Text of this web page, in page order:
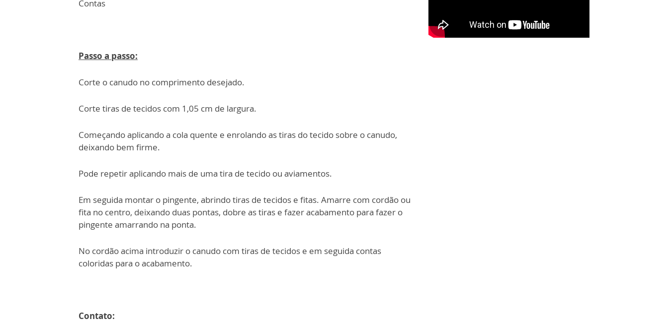
Contas
Passo a passo:
Corte o canudo no comprimento desejado.
Corte tiras de tecidos com 1,05 cm de largura.
Começando aplicando a cola quente e enrolando as tiras do tecido sobre o canudo,
deixando bem firme.
Pode repetir aplicando mais de uma tira de tecido ou aviamentos.
Em seguida montar o pingente, abrindo tiras de tecidos e fitas. Amarre com cordão ou
fita no centro, deixando duas pontas, dobre as tiras e fazer acabamento para fazer o
pingente amarrando na ponta.
No cordão acima introduzir o canudo com tiras de tecidos e em seguida contas
coloridas para o acabamento.
Contato: